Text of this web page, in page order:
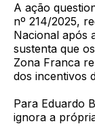
A ação
nº 214/2025,
Nacional após
sustenta que
Zona Franca
dos incentivos
Para Eduardo
ignora a